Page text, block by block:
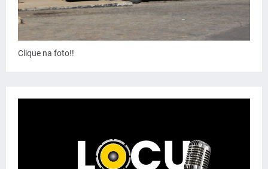
Clique na foto!!